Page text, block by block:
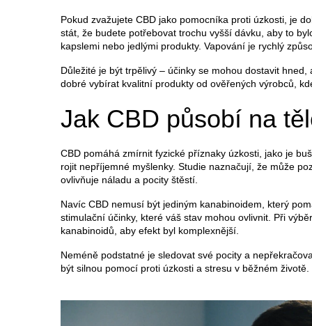
Pokud zvažujete CBD jako pomocníka proti úzkosti, je
stát, že budete potřebovat trochu vyšší dávku, aby to
kapslemi nebo jedlými produkty. Vapování je rychlý
Důležité je být trpělivý – účinky se mohou dostavit
dobré vybírat kvalitní produkty od ověřených výrobců,
Jak CBD působí na
CBD pomáhá zmírnit fyzické příznaky úzkosti, jako je
rojit nepříjemné myšlenky. Studie naznačují, že může
ovlivňuje náladu a pocity štěstí.
Navíc CBD nemusí být jediným kanabinoidem, který
stimulační účinky, které váš stav mohou ovlivnit. Při
kanabinoidů, aby efekt byl komplexnější.
Neméně podstatné je sledovat své pocity a
být silnou pomocí proti úzkosti a stresu v běžném životě.